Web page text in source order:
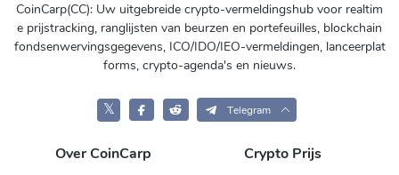
CoinCarp(CC): Uw uitgebreide crypto-vermeldingshub voor realtim
e prijstracking, ranglijsten van beurzen en portefeuilles, blockchain
fondsenwervingsgegevens, ICO/IDO/IEO-vermeldingen, lanceerplat
forms, crypto-agenda's en nieuws.
𝕏 Telegram
Over CoinCarp Crypto Prijs